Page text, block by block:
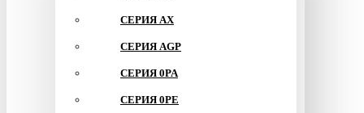
СЕРИЯ AX
СЕРИЯ AGP
СЕРИЯ 0PA
СЕРИЯ 0PE